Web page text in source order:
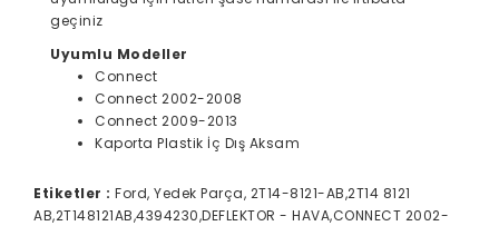
geçiniz
Uyumlu Modeller
Connect
Connect 2002-2008
Connect 2009-2013
Kaporta Plastik İç Dış Aksam
Etiketler : Ford, Yedek Parça, 2T14-8121-AB,2T14 8121
AB,2T148121AB,4394230,DEFLEKTOR - HAVA,CONNECT 2002-